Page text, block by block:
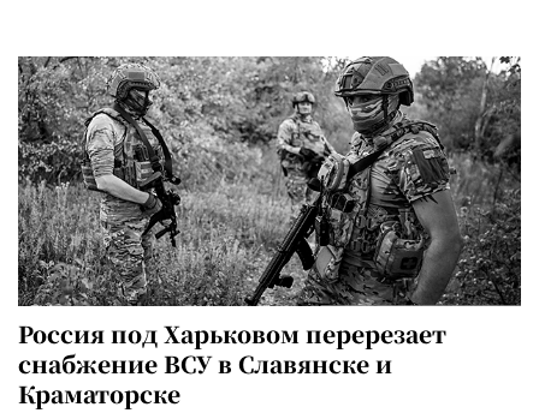
Россия под Харьковом перерезает
снабжение ВСУ в Славянске и
Краматорске